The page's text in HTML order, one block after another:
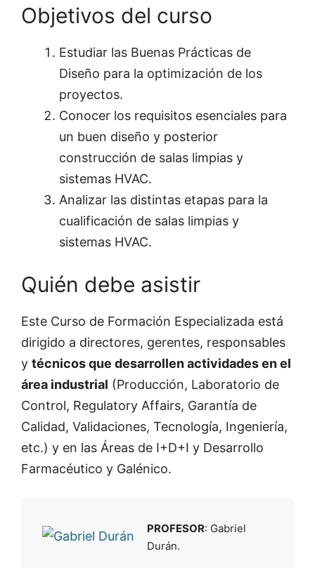
Objetivos del curso
Estudiar las Buenas Prácticas de
Diseño para la optimización de los
proyectos.
Conocer los requisitos esenciales para
un buen diseño y posterior
construcción de salas limpias y
sistemas HVAC.
Analizar las distintas etapas para la
cualificación de salas limpias y
sistemas HVAC.
Quién debe asistir
Este Curso de Formación Especializada está
dirigido a directores, gerentes, responsables
y técnicos que desarrollen actividades en el
área industrial (Producción, Laboratorio de
Control, Regulatory Affairs, Garantía de
Calidad, Validaciones, Tecnología, Ingeniería,
etc.) y en las Áreas de I+D+I y Desarrollo
Farmacéutico y Galénico.
PROFESOR: Gabriel
Durán.